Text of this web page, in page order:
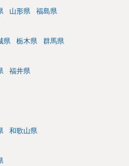
山形県 福島県
県 栃木県 群馬県
福井県
和歌山県